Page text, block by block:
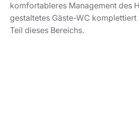
komfortableres Management des
gestaltetes Gäste-WC
Teil dieses Bereichs.